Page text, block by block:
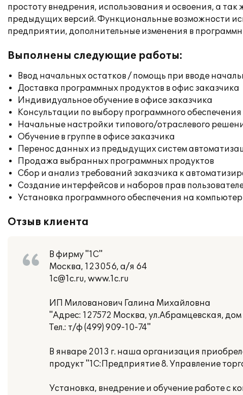
простоту внедрения, использования и освоения, а
предыдущих версий. Функциональные возможности
предприятии, дополнительные изменения в
Выполнены следующие работы:
Ввод начальных остатков / помощь при вводе
Доставка программных продуктов в офис заказчика
Индивидуальное обучение в офисе заказчика
Консультации по выбору программного
Начальные настройки типового/отраслевого
Обучение в группе в офисе заказчика
Перенос данных из предыдущих систем
Продажа выбранных программных продуктов
Сбор и анализ требований заказчика к
Создание интерфейсов и наборов прав
Установка программного обеспечения на
Отзыв клиента
В фирму "1С"
Москва, 123056, а/я 64
1c@1c.ru, www.1c.ru
ИП Милованович Галина Михайловна
"Адрес: 127572 Москва, ул.Абрамцевская, дом
Тел.: т/ф (499) 909-10-74"
В январе 2013 г. наша организация
продукт "1С:Предприятие 8. Управление
Установка, внедрение и обучение работе с